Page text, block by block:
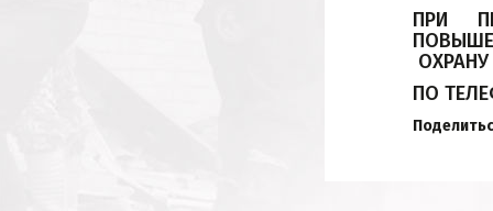
ПРИ
ОХРАНУ
ПО